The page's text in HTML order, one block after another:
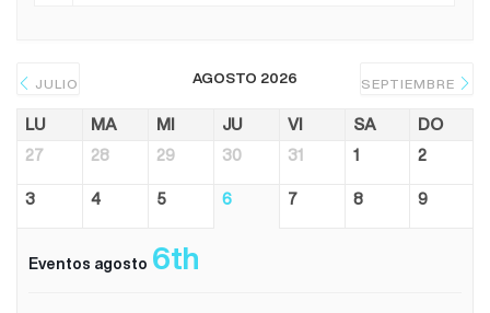
JULIO AGOSTO 2026 SEPTIEMBRE
LU MA MI JU VI SA DO
27 28 29 30 31 1 2
3 4 5 6 7 8 9
Eventos agosto 6th